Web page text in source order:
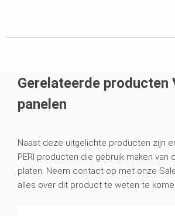
Gerelateerde producten
panelen
Naast deze uitgelichte producten zijn
PERI producten die gebruik maken van
platen. Neem contact op met onze
alles over dit product te weten te